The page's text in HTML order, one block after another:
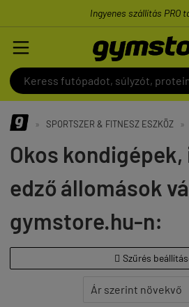
Ingyenes szállítás PRO
» SPORTSZER & FITNESZ ESZKÖZ »
Okos
edző állomások
gymstore.hu-n:
 Szűrés